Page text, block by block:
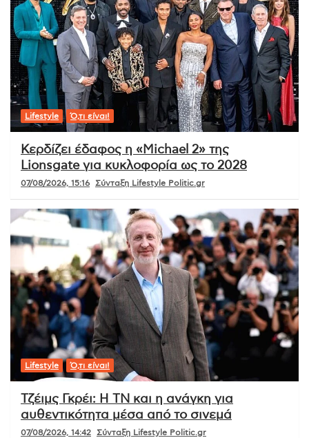
Lifestyle Ό,τι είναι!
Κερδίζει έδαφος η «Michael 2» της
Lionsgate για κυκλοφορία ως το 2028
07/08/2026, 15:16 Σύνταξη Lifestyle Politic.gr
Lifestyle Ό,τι είναι!
Τζέιμς Γκρέι: Η ΤΝ και η ανάγκη για
αυθεντικότητα μέσα από το σινεμά
07/08/2026, 14:42 Σύνταξη Lifestyle Politic.gr